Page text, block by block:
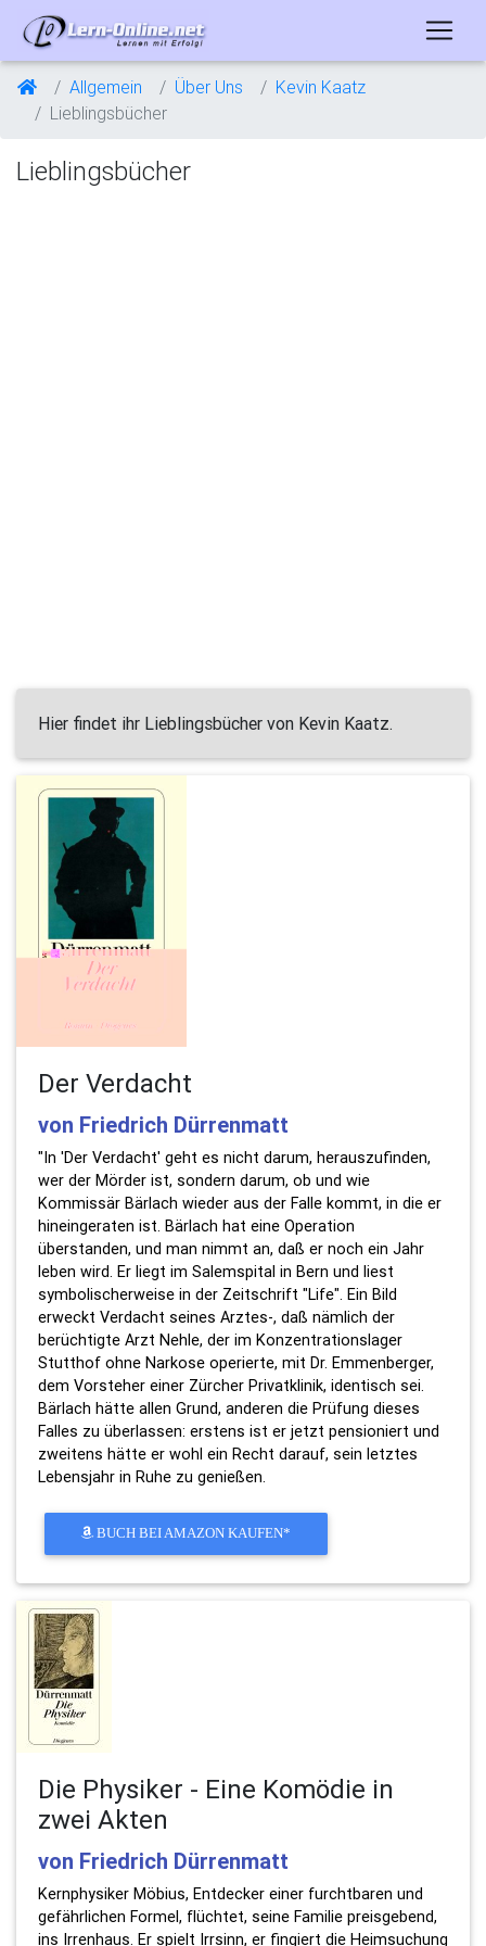
Allgemein Über Uns
Kevin Kaatz
Lieblingsbücher
Lieblingsbücher
Hier findet ihr Lieblingsbücher von Kevin Kaatz.
Der Verdacht
von Friedrich Dürrenmatt
"In 'Der Verdacht' geht es nicht darum, herauszufinden,
wer der Mörder ist, sondern darum, ob und wie
Kommissär Bärlach wieder aus der Falle kommt, in die er
hineingeraten ist. Bärlach hat eine Operation
überstanden, und man nimmt an, daß er noch ein Jahr
leben wird. Er liegt im Salemspital in Bern und liest
symbolischerweise in der Zeitschrift "Life". Ein Bild
erweckt Verdacht seines Arztes-, daß nämlich der
berüchtigte Arzt Nehle, der im Konzentrationslager
Stutthof ohne Narkose operierte, mit Dr. Emmenberger,
dem Vorsteher einer Zürcher Privatklinik, identisch sei.
Bärlach hätte allen Grund, anderen die Prüfung dieses
Falles zu überlassen: erstens ist er jetzt pensioniert und
zweitens hätte er wohl ein Recht darauf, sein letztes
Lebensjahr in Ruhe zu genießen.
BUCH BEI AMAZON KAUFEN*
Die Physiker - Eine Komödie in
zwei Akten
von Friedrich Dürrenmatt
Kernphysiker Möbius, Entdecker einer furchtbaren und
gefährlichen Formel, flüchtet, seine Familie preisgebend,
ins Irrenhaus. Er spielt Irrsinn, er fingiert die Heimsuchung